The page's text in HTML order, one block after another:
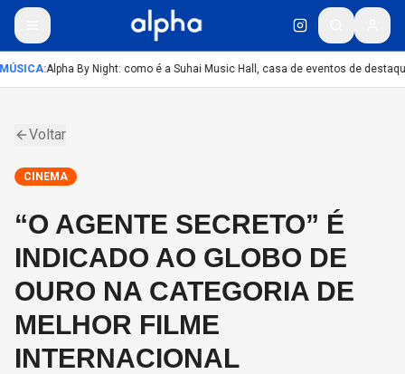
:Alpha By Night: como é a Suhai Music Hall, casa de eventos de
Voltar
CINEMA
“O AGENTE SECRETO” É
INDICADO AO GLOBO DE
OURO NA CATEGORIA DE
MELHOR FILME
INTERNACIONAL